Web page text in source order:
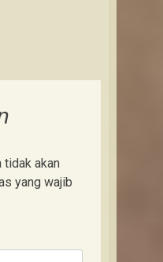
tidak akan
yang wajib